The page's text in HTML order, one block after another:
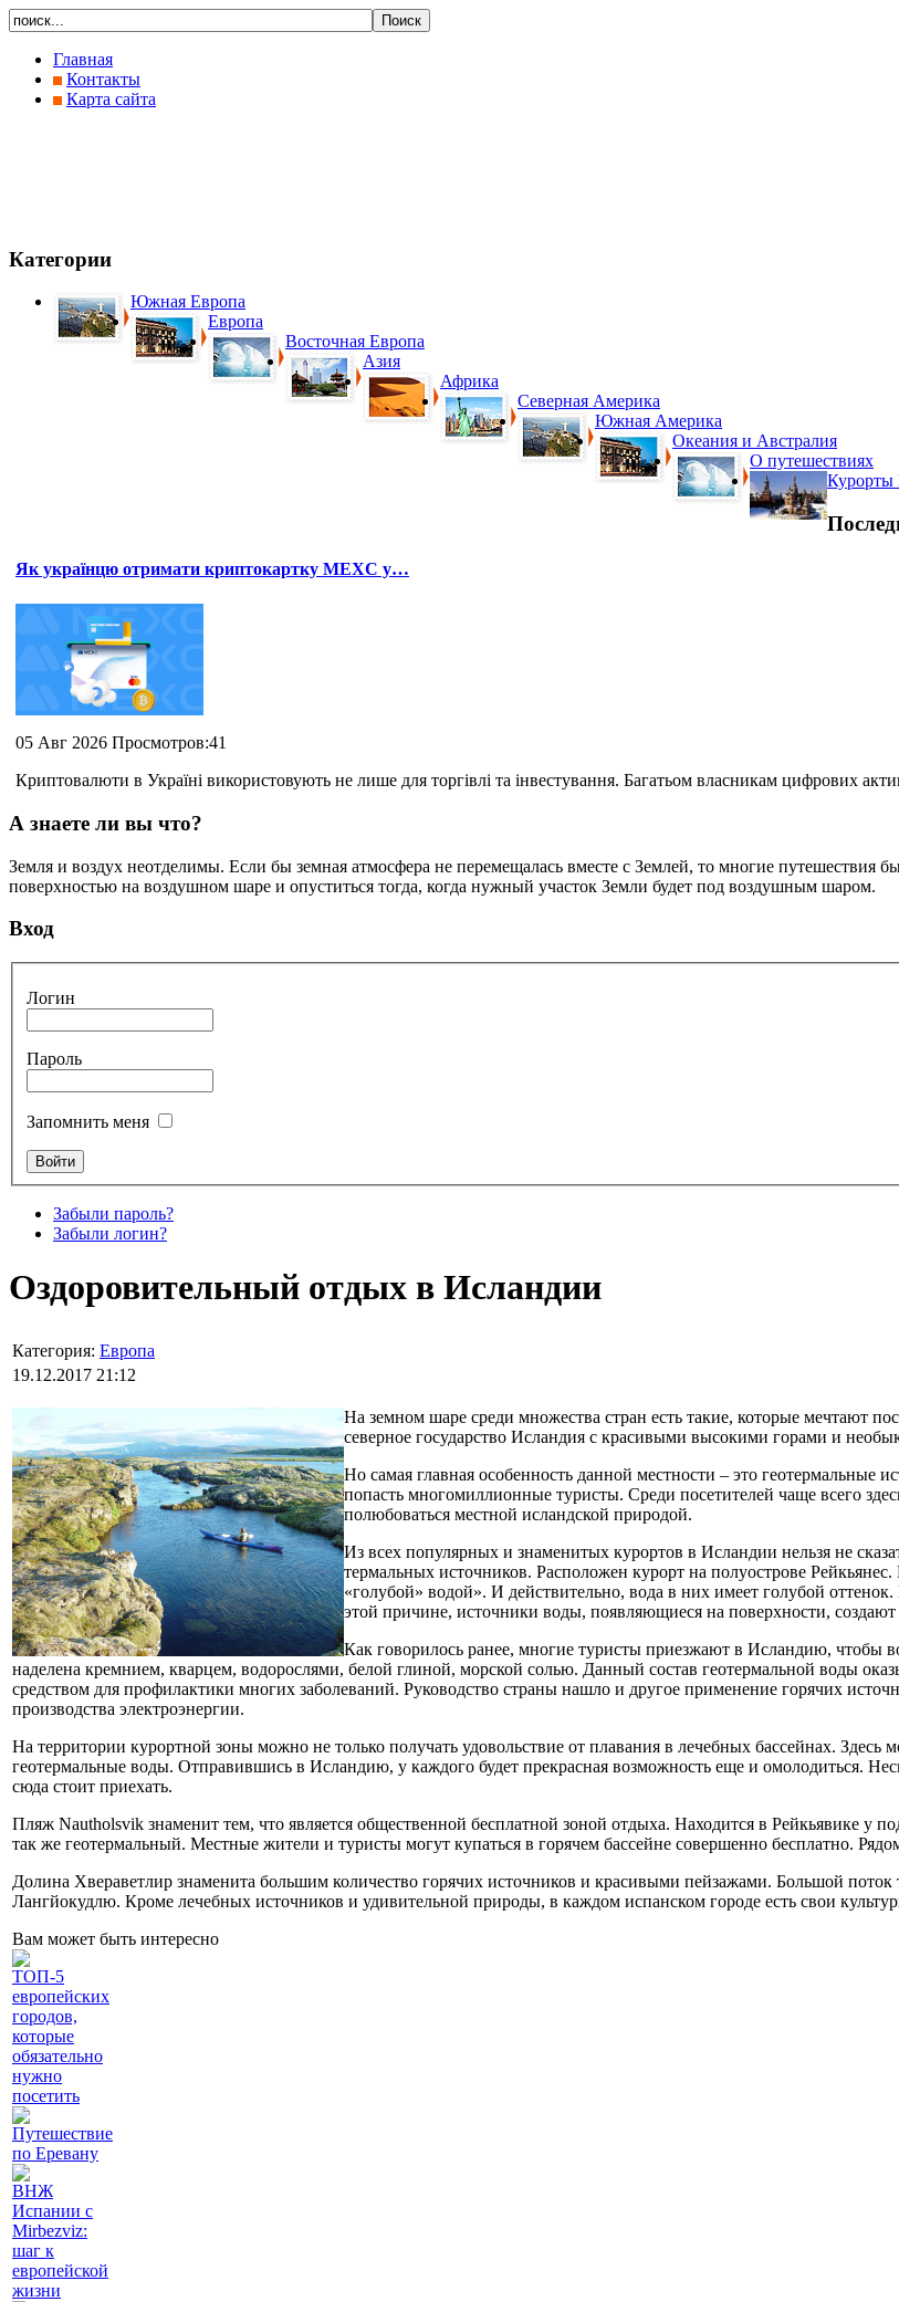
Главная
Контакты
Карта сайта
Категории
Южная Европа
Европа
Восточная Европа
Азия
Африка
Северная Америка
Южная Америка
Океания и Австралия
О путешествиях
Курорты
Як українцю отримати криптокартку MEXC у…
05 Авг 2026 Просмотров:41
Криптовалюти в Україні використовують не лише для торгівлі та інвестування. Багатьом власникам цифрових
А знаете ли вы что?
Земля и воздух неотделимы. Если бы земная атмосфера не перемещалась вместе с Землей, то многие путешествия
поверхностью на воздушном шаре и опуститься тогда, когда нужный участок Земли будет под воздушным шаром.
Вход
Логин
Пароль
Запомнить меня
Забыли пароль?
Забыли логин?
Оздоровительный отдых в Исландии
Категория: Европа
19.12.2017 21:12
На земном шаре среди множества стран есть такие, которые мечтают
северное государство Исландия с красивыми высокими горами и
Но самая главная особенность данной местности – это
попасть многомиллионные туристы. Среди посетителей чаще всего
полюбоваться местной исландской природой.
Из всех популярных и знаменитых курортов в Исландии нельзя не
термальных источников. Расположен курорт на полуострове
«голубой» водой». И действительно, вода в них имеет голубой
этой причине, источники воды, появляющиеся на поверхности,
Как говорилось ранее, многие туристы приезжают в Исландию, чтобы
наделена кремнием, кварцем, водорослями, белой глиной, морской солью. Данный состав геотермальной воды
средством для профилактики многих заболеваний. Руководство страны нашло и другое применение горячих
производства электроэнергии.
На территории курортной зоны можно не только получать удовольствие от плавания в лечебных бассейнах. Здесь
геотермальные воды. Отправившись в Исландию, у каждого будет прекрасная возможность еще и омолодиться.
сюда стоит приехать.
Пляж Nautholsvik знаменит тем, что является общественной бесплатной зоной отдыха. Находится в Рейкьявике
так же геотермальный. Местные жители и туристы могут купаться в горячем бассейне совершенно бесплатно.
Долина Хвераветлир знаменита большим количество горячих источников и красивыми пейзажами. Большой
Лангйокудлю. Кроме лечебных источников и удивительной природы, в каждом испанском городе есть свои
Вам может быть интересно
ТОП-5
европейских
городов,
которые
обязательно
нужно
посетить
Путешествие
по Еревану
ВНЖ
Испании с
Mirbezviz:
шаг к
европейской
жизни